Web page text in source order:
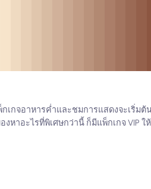
กจอาหารค่ำและชมการแสดงจะเริ่มต้
าอะไรที่พิเศษกว่านี้ ก็มีแพ็กเกจ VIP ใ